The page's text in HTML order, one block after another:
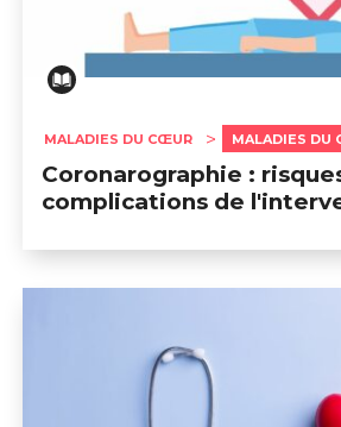
MALADIES DU CŒUR MALADIES DU
Coronarographie :
complications de